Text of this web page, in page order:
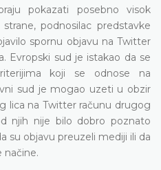
pokazati posebno visok
podnosilac predstavke
spornu objavu na Twitter
Evropski sud je istakao da se
koji se odnose na
sud je mogao uzeti u obzir
lica na Twitter računu drugog
njih nije bilo dobro poznato
su objavu preuzeli mediji ili da
načine.